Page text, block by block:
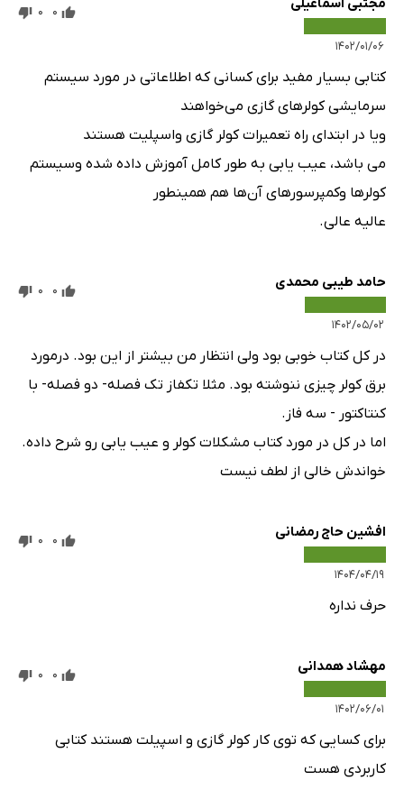
فیلترهای کولر گازی
کویل‌های کولر گازی
پره‌های کویل
آماده‌سازی برای زمستان
تعمیر کولر گازی اسپلیت
عیب‌یابی و سرویس کولر گازی پنجره‌ای
سرویس کولر گازی پنجره‌ای
نقص‌یابی و تعمیر کولر گازی
مجتبی اسماعیلی
۱۴۰۲/۰۱/۰۶
0
0
کتابی بسیار مفید برای کسانی که اطلاعاتی در مورد سیستم
سرمایشی کولر‌های گازی می‌خواهند
ویا در ابتدای راه تعمیرات کولر گازی واسپلیت هستند
می باشد، عیب یابی به طور کامل آموزش داده شده وسیستم
کولر‌ها وکمپرسور‌های آن‌ها هم همینطور
عالیه عالی.
حامد طیبی محمدی
۱۴۰۲/۰۵/۰۲
0
0
در کل کتاب خوبی بود ولی انتظار من بیشتر از این بود. درمورد
برق کولر چیزی ننوشته بود. مثلا تکفاز تک فصله- دو فصله- با
کنتاکتور - سه فاز.
اما در کل در مورد کتاب مشکلات کولر و عیب یابی رو شرح داده.
خواندش خالی از لطف نیست
افشین حاج رمضانی
۱۴۰۴/۰۴/۱۹
0
0
حرف نداره
مهشاد همدانی
۱۴۰۲/۰۶/۰۱
0
0
برای کسایی که توی کار کولر گازی و اسپیلت هستند کتابی
کاربردی هست